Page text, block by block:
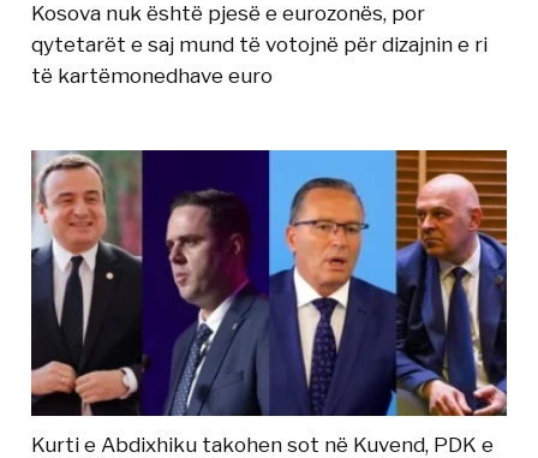
Kosova nuk është pjesë e eurozonës, por
qytetarët e saj mund të votojnë për dizajnin e ri
të kartëmonedhave euro
Kurti e Abdixhiku takohen sot në Kuvend, PDK e